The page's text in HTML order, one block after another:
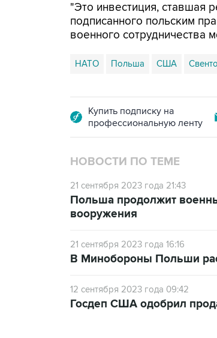
"Это инвестиция, ставшая
подписанного польским
военного
НАТО Польша США
Купить подписку на
профессиональную ленту
НОВОСТИ ПО ТЕМЕ
21 сентября 2023 года 21:43
Польша продолжит
вооружения
21 сентября 2023 года 16:16
В Минобороны Польши
12 сентября 2023 года 09:42
Госдеп США одобрил